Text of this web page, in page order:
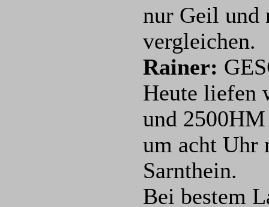
nur Geil und
vergleichen.
Rainer:
Heute liefen
und
um acht Uhr
Sarnthein.
Bei bestem